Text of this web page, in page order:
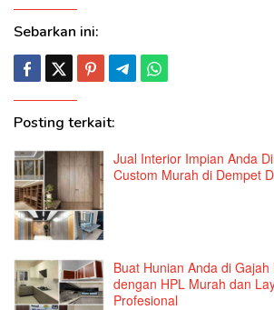
Sebarkan ini:
Posting terkait:
Jual Interior Impian Anda
Custom Murah di Dempet
Buat Hunian Anda di
dengan HPL Murah dan
Profesional